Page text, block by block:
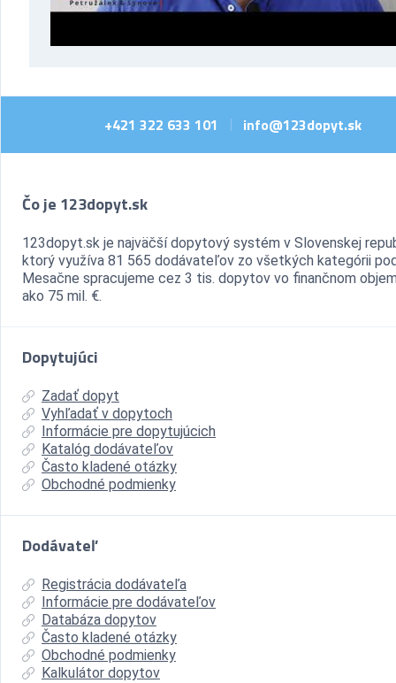
+421 322 633 101 info@123dopyt.sk
Čo je 123dopyt.sk
123dopyt.sk je najväčší dopytový systém v Slovenskej
ktorý využíva 81 565 dodávateľov zo všetkých kategórii
Mesačne spracujeme cez 3 tis. dopytov vo finančnom
ako 75 mil. €.
Dopytujúci
Zadať dopyt
Vyhľadať v dopytoch
Informácie pre dopytujúcich
Katalóg dodávateľov
Často kladené otázky
Obchodné podmienky
Dodávateľ
Registrácia dodávateľa
Informácie pre dodávateľov
Databáza dopytov
Často kladené otázky
Obchodné podmienky
Kalkulátor dopytov